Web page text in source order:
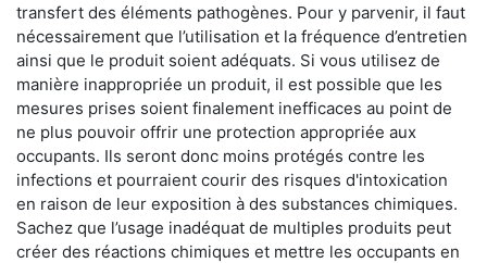
transfert des éléments pathogènes. Pour y parvenir, il faut
nécessairement que l’utilisation et la fréquence d’entretien
ainsi que le produit soient adéquats. Si vous utilisez de
manière inappropriée un produit, il est possible que les
mesures prises soient finalement inefficaces au point de
ne plus pouvoir offrir une protection appropriée aux
occupants. Ils seront donc moins protégés contre les
infections et pourraient courir des risques d'intoxication
en raison de leur exposition à des substances chimiques.
Sachez que l’usage inadéquat de multiples produits peut
créer des réactions chimiques et mettre les occupants en